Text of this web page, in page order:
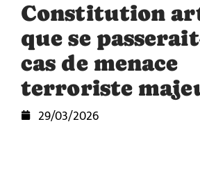
Constitution
que se
cas de menace
terroriste
29/03/2026